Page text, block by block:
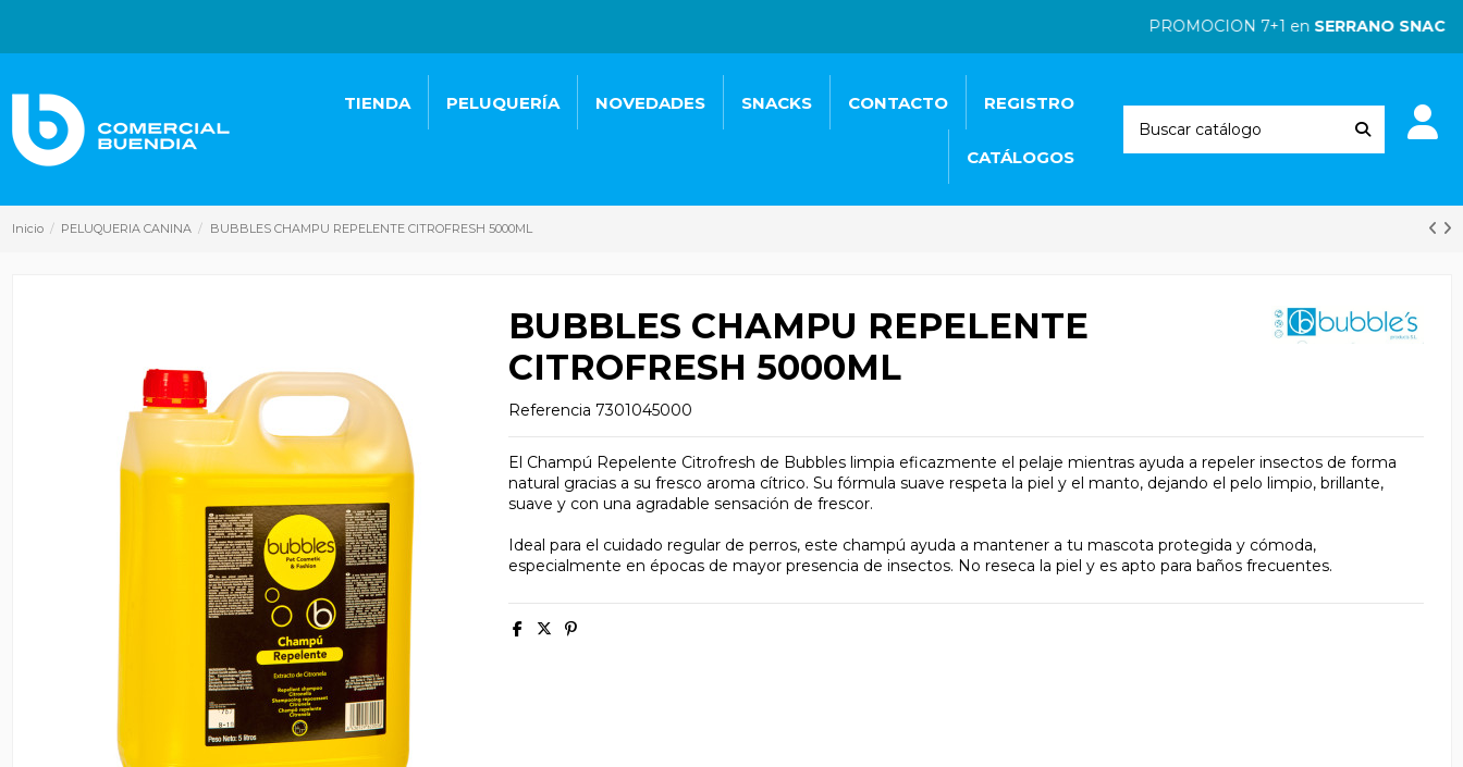
PROMOCION 7+1 enSERRANO SNACKS|
TIENDA PELUQUERÍA NOVEDADES SNACKS CONTACTO REGISTRO
CATÁLOGOS
Inicio PELUQUERIA CANINA BUBBLES CHAMPU REPELENTE CITROFRESH 5000ML
BUBBLES CHAMPU REPELENTE
CITROFRESH 5000ML
Referencia 7301045000
El Champú Repelente Citrofresh de Bubbles limpia eficazmente el pelaje mientras ayuda a repeler insectos de forma
natural gracias a su fresco aroma cítrico. Su fórmula suave respeta la piel y el manto, dejando el pelo limpio, brillante,
suave y con una agradable sensación de frescor.
Ideal para el cuidado regular de perros, este champú ayuda a mantener a tu mascota protegida y cómoda,
especialmente en épocas de mayor presencia de insectos. No reseca la piel y es apto para baños frecuentes.